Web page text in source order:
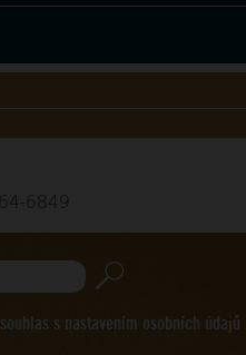
s nastavením osobních údajů